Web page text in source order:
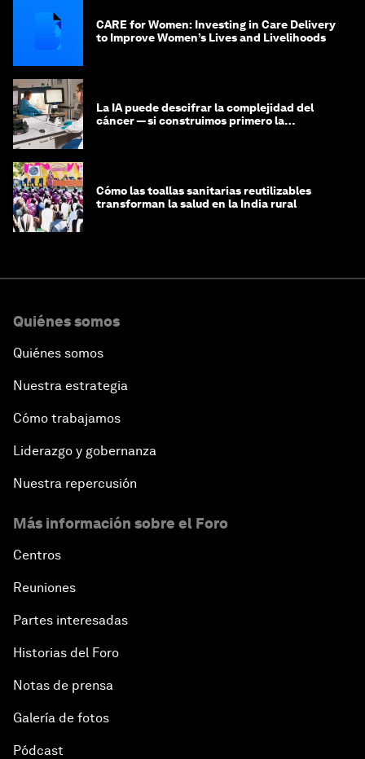
CARE for Women: Investing in Care Delivery
to Improve Women’s Lives and Livelihoods
La IA puede descifrar la complejidad del
cáncer — si construimos primero la
Cómo las toallas sanitarias reutilizables
transforman la salud en la India rural
Quiénes somos
Quiénes somos
Nuestra estrategia
Cómo trabajamos
Liderazgo y gobernanza
Nuestra repercusión
Más información sobre el Foro
Centros
Reuniones
Partes interesadas
Historias del Foro
Notas de prensa
Galería de fotos
Pódcast